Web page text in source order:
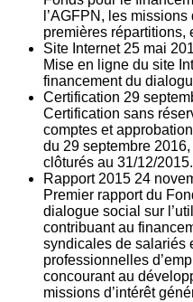
l’AGFPN, les
premières répartitions,
Site Internet 25 mai
Mise en ligne du site
financement du
Certification 29
Certification sans
comptes et
du 29 septembre
clôturés au 31/12/2015.
Rapport 2015 24
Premier rapport du
dialogue social sur
contribuant au
syndicales de salariés
professionnelles
concourant au
missions d’intérêt